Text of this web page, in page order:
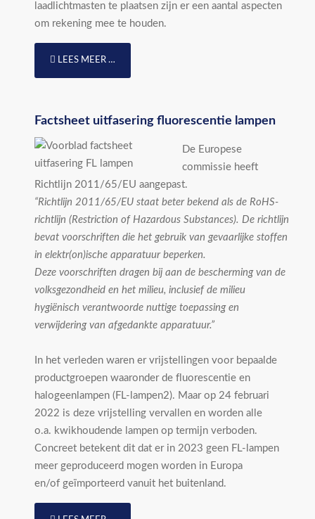
laadlichtmasten te plaatsen zijn er een aantal aspecten
om rekening mee te houden.
LEES MEER …
Factsheet uitfasering fluorescentie lampen
De Europese
commissie heeft
Richtlijn 2011/65/EU aangepast.
“Richtlijn 2011/65/EU staat beter bekend als de RoHS-
richtlijn (Restriction of Hazardous Substances). De richtlijn
bevat voorschriften die het gebruik van gevaarlijke stoffen
in elektr(on)ische apparatuur beperken.
Deze voorschriften dragen bij aan de bescherming van de
volksgezondheid en het milieu, inclusief de milieu
hygiënisch verantwoorde nuttige toepassing en
verwijdering van afgedankte apparatuur.”
In het verleden waren er vrijstellingen voor bepaalde
productgroepen waaronder de fluorescentie en
halogeenlampen (FL-lampen2). Maar op 24 februari
2022 is deze vrijstelling vervallen en worden alle
o.a. kwikhoudende lampen op termijn verboden.
Concreet betekent dit dat er in 2023 geen FL-lampen
meer geproduceerd mogen worden in Europa
en/of geïmporteerd vanuit het buitenland.